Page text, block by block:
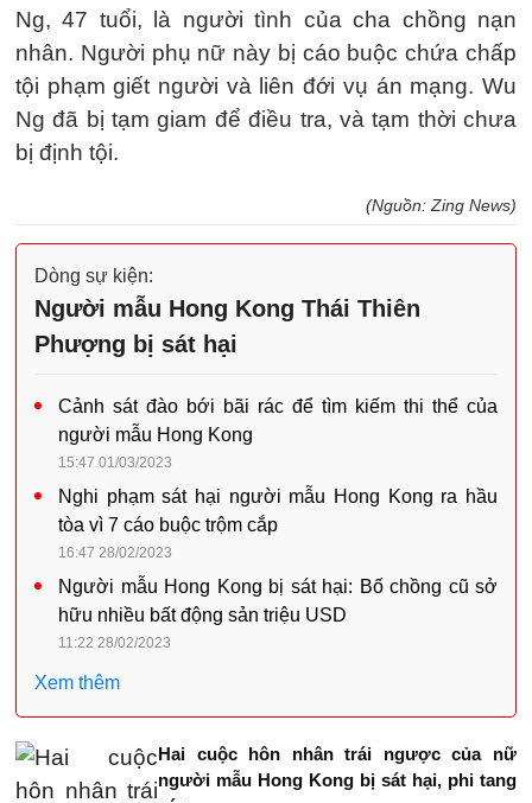
Ng, 47 tuổi, là người tình của cha chồng nạn
nhân. Người phụ nữ này bị cáo buộc chứa chấp
tội phạm giết người và liên đới vụ án mạng. Wu
Ng đã bị tạm giam để điều tra, và tạm thời chưa
bị định tội.
(Nguồn: Zing News)
Dòng sự kiện:
Người mẫu Hong Kong Thái Thiên
Phượng bị sát hại
Cảnh sát đào bới bãi rác để tìm kiếm thi thể của
người mẫu Hong Kong
15:47 01/03/2023
Nghi phạm sát hại người mẫu Hong Kong ra hầu
tòa vì 7 cáo buộc trộm cắp
16:47 28/02/2023
Người mẫu Hong Kong bị sát hại: Bố chồng cũ sở
hữu nhiều bất động sản triệu USD
11:22 28/02/2023
Xem thêm
Hai cuộc hôn nhân trái ngược của nữ
người mẫu Hong Kong bị sát hại, phi tang